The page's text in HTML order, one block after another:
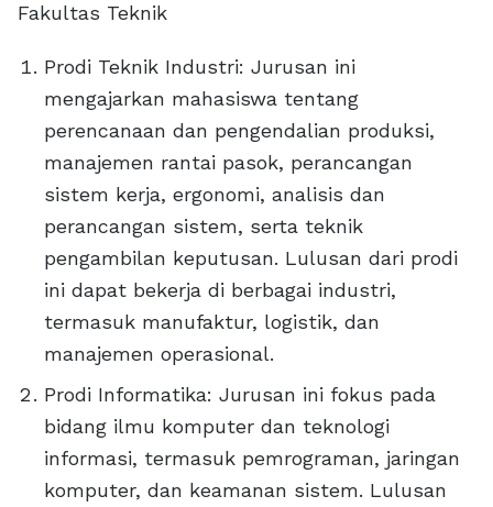
Fakultas Teknik
Prodi Teknik Industri: Jurusan ini
mengajarkan mahasiswa tentang
perencanaan dan pengendalian produksi,
manajemen rantai pasok, perancangan
sistem kerja, ergonomi, analisis dan
perancangan sistem, serta teknik
pengambilan keputusan. Lulusan dari prodi
ini dapat bekerja di berbagai industri,
termasuk manufaktur, logistik, dan
manajemen operasional.
Prodi Informatika: Jurusan ini fokus pada
bidang ilmu komputer dan teknologi
informasi, termasuk pemrograman, jaringan
komputer, dan keamanan sistem. Lulusan